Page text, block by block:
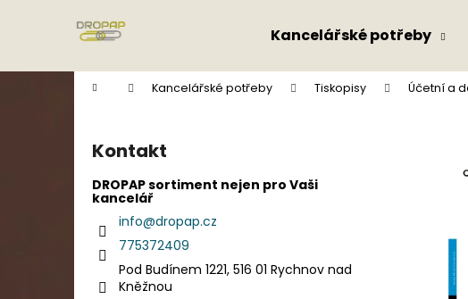
Kancelářské potřeby
Domů Kancelářské potřeby Tiskopisy Účetní a
Kontakt
DROPAP sortiment nejen pro Vaši
kancelář
info@dropap.cz
775372409
Pod Budínem 1221, 516 01 Rychnov nad
Kněžnou
í
Zpět
do
Zpět
do
Co